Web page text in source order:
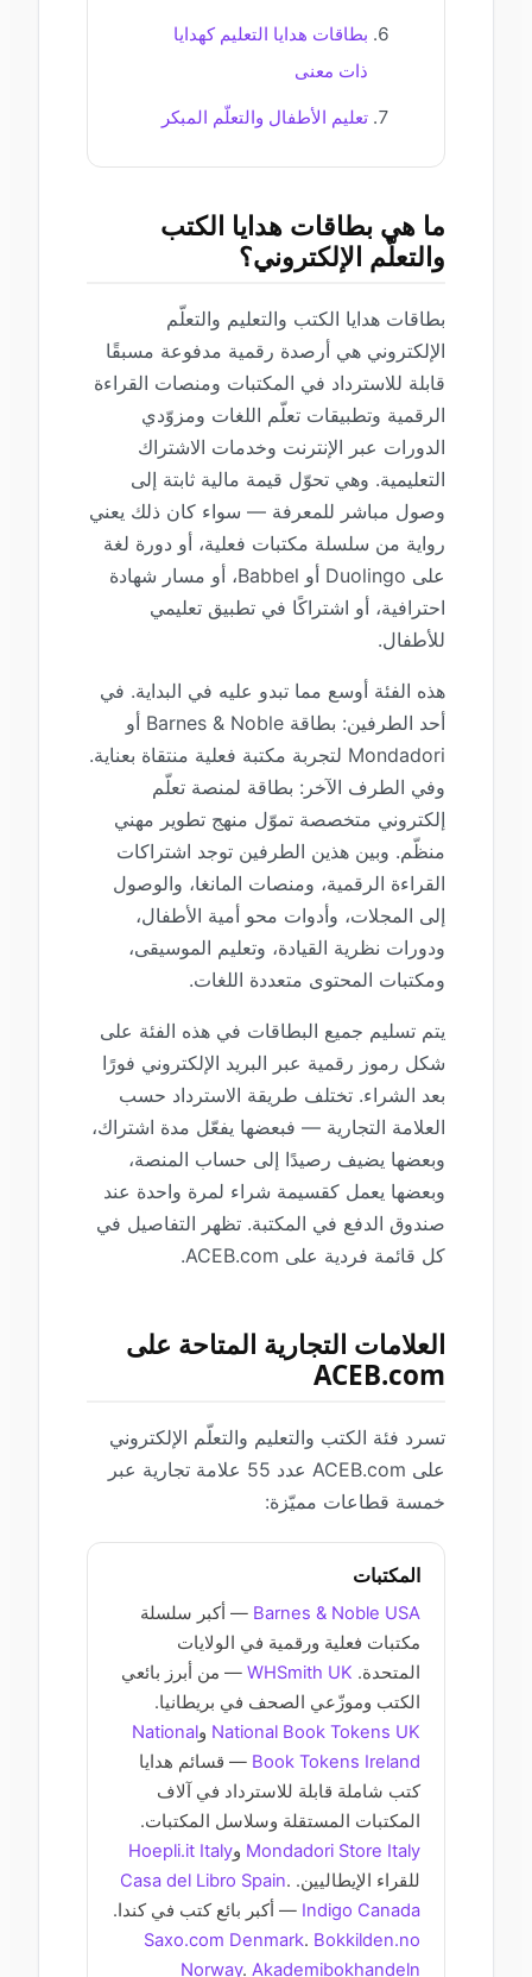
بطاقات هدايا التعليم كهدايا
ذات معنى
تعليم الأطفال والتعلّم المبكر
ما هي بطاقات هدايا الكتب
والتعلّم الإلكتروني؟
بطاقات هدايا الكتب والتعليم والتعلّم
الإلكتروني هي أرصدة رقمية مدفوعة مسبقًا
قابلة للاسترداد في المكتبات ومنصات القراءة
الرقمية وتطبيقات تعلّم اللغات ومزوّدي
الدورات عبر الإنترنت وخدمات الاشتراك
التعليمية. وهي تحوّل قيمة مالية ثابتة إلى
وصول مباشر للمعرفة — سواء كان ذلك يعني
رواية من سلسلة مكتبات فعلية، أو دورة لغة
على Duolingo أو Babbel، أو مسار شهادة
احترافية، أو اشتراكًا في تطبيق تعليمي
للأطفال.
هذه الفئة أوسع مما تبدو عليه في البداية. في
أحد الطرفين: بطاقة Barnes & Noble أو
Mondadori لتجربة مكتبة فعلية منتقاة بعناية.
وفي الطرف الآخر: بطاقة لمنصة تعلّم
إلكتروني متخصصة تموّل منهج تطوير مهني
منظّم. وبين هذين الطرفين توجد اشتراكات
القراءة الرقمية، ومنصات المانغا، والوصول
إلى المجلات، وأدوات محو أمية الأطفال،
ودورات نظرية القيادة، وتعليم الموسيقى،
ومكتبات المحتوى متعددة اللغات.
يتم تسليم جميع البطاقات في هذه الفئة على
شكل رموز رقمية عبر البريد الإلكتروني فورًا
بعد الشراء. تختلف طريقة الاسترداد حسب
العلامة التجارية — فبعضها يفعّل مدة اشتراك،
وبعضها يضيف رصيدًا إلى حساب المنصة،
وبعضها يعمل كقسيمة شراء لمرة واحدة عند
صندوق الدفع في المكتبة. تظهر التفاصيل في
كل قائمة فردية على ACEB.com.
العلامات التجارية المتاحة على
ACEB.com
تسرد فئة الكتب والتعليم والتعلّم الإلكتروني
على ACEB.com عدد 55 علامة تجارية عبر
خمسة قطاعات مميّزة:
المكتبات
Barnes & Noble USA— أكبر سلسلة
مكتبات فعلية ورقمية في الولايات
المتحدة.WHSmith UK— من أبرز بائعي
الكتب وموزّعي الصحف في بريطانيا.
National Book Tokens UKوNational
Book Tokens Ireland— قسائم هدايا
كتب شاملة قابلة للاسترداد في آلاف
المكتبات المستقلة وسلاسل المكتبات.
Mondadori Store ItalyوHoepli.it Italy
للقراء الإيطاليين. Casa del Libro Spain.
Indigo Canada— أكبر بائع كتب في كندا.
Saxo.com Denmark.Bokkilden.no
Norway.Akademibokhandeln